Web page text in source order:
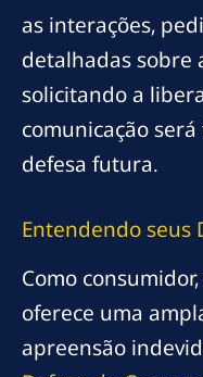
as interações,
detalhadas sobre
solicitando a
comunicação
defesa futura.
Entendendo seus
Como
oferece uma
apreensão